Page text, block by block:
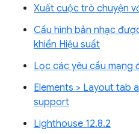
Xuất cuộc trò chuyện
Cấu hình bản nhạc
khiển Hiệu suất
Lọc các yêu cầu mạng
Elements > Layout tab
support
Lighthouse 12.8.2